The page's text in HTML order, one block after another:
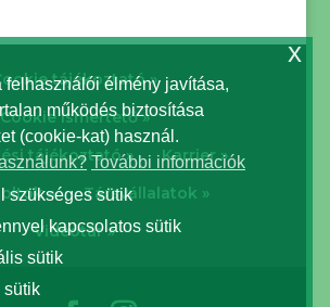
felhasználói élmény javítása,
működés biztosítása
(cookie-kat) használ.
További információk
sütik
szükséges sütik
kapcsolatos sütik
kapcsolatos sütik
sütik
sütik
x
tájékoztató »
Cookie ismertető »
tájékoztató »
Karrier »
»
Társvállalatok »
Videótár »